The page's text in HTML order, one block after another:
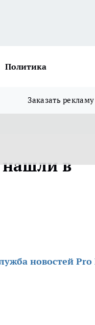
Политика
Заказать рекламу
нашли в
новостей